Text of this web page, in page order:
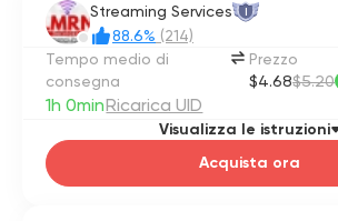
Streaming Services I
88.6% (214)
Tempo medio di
consegna
1h 0minRicarica UID
Prezzo
$4.68$5.20
Acquista ora
Visualizza le istruzioni